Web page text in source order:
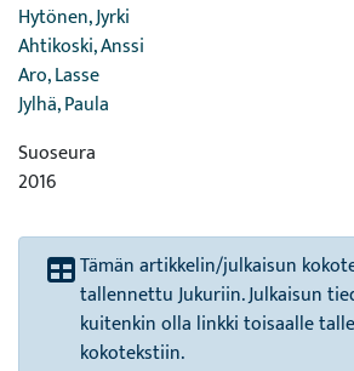
Hytönen, Jyrki
Ahtikoski, Anssi
Aro, Lasse
Jylhä, Paula
Suoseura
2016
Tämän artikkelin/julkaisun
tallennettu Jukuriin. Julkaisun
kuitenkin olla linkki toisaalle
kokotekstiin.